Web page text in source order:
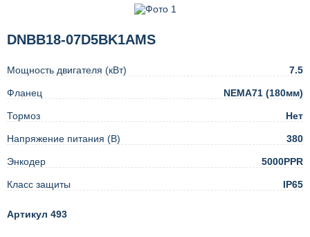
DNBB18-07D5BK1AMS
Мощность двигателя (кВт) 7.5
Фланец NEMA71 (180мм)
Тормоз Нет
Напряжение питания (В) 380
Энкодер 5000PPR
Класс защиты IP65
Артикул 493